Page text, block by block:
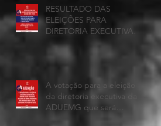
GERAIS
RESULTADO DAS
ELEIÇÕES PARA
DIRETORIA EXECUTIVA
DA ADUEMG 2026-2028
A votação para a eleição
da diretoria executiva da
ADUEMG que será